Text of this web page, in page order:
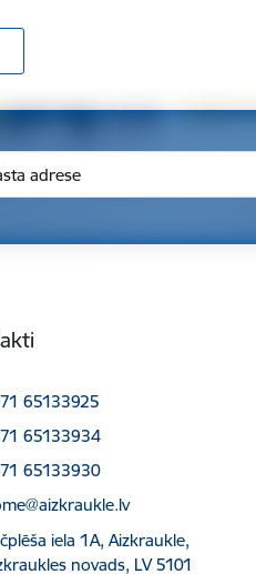
65133925
65133934
65133930
iela 1A, Aizkraukle,
novads, LV 5101